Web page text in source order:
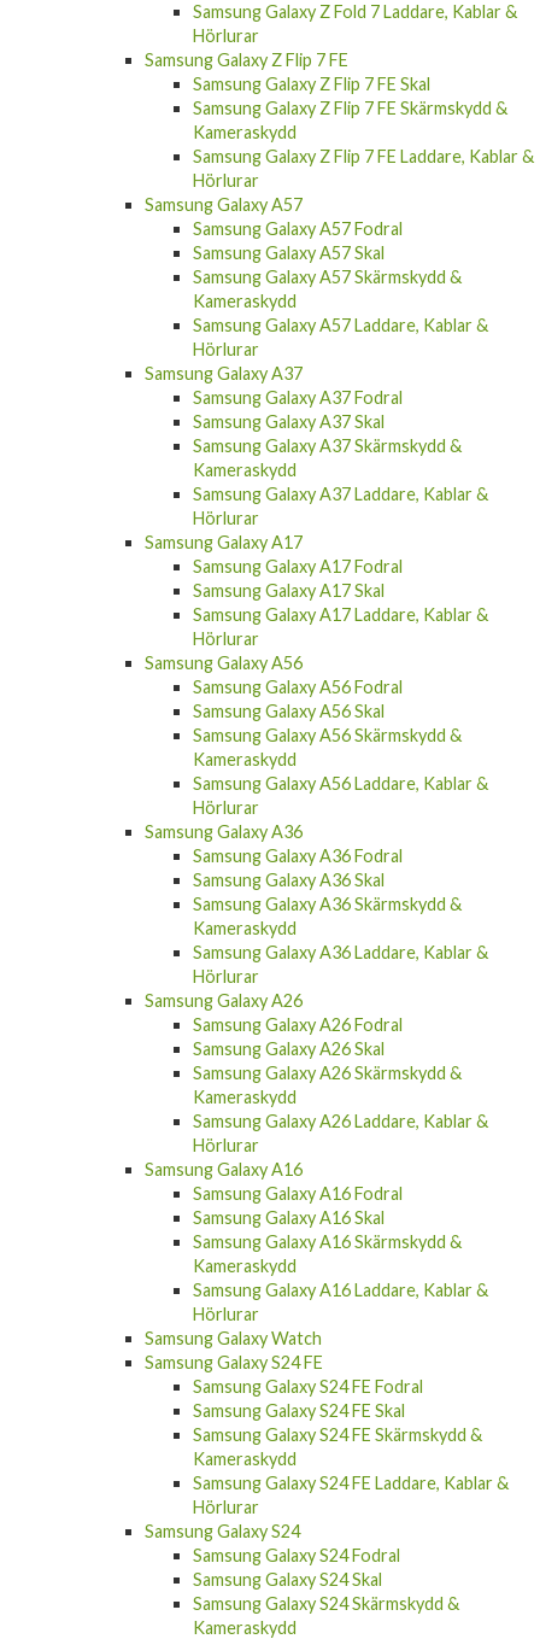
Samsung Galaxy Z Fold 7 Laddare, Kablar &
Hörlurar
Samsung Galaxy Z Flip 7 FE
Samsung Galaxy Z Flip 7 FE Skal
Samsung Galaxy Z Flip 7 FE Skärmskydd &
Kameraskydd
Samsung Galaxy Z Flip 7 FE Laddare, Kablar &
Hörlurar
Samsung Galaxy A57
Samsung Galaxy A57 Fodral
Samsung Galaxy A57 Skal
Samsung Galaxy A57 Skärmskydd &
Kameraskydd
Samsung Galaxy A57 Laddare, Kablar &
Hörlurar
Samsung Galaxy A37
Samsung Galaxy A37 Fodral
Samsung Galaxy A37 Skal
Samsung Galaxy A37 Skärmskydd &
Kameraskydd
Samsung Galaxy A37 Laddare, Kablar &
Hörlurar
Samsung Galaxy A17
Samsung Galaxy A17 Fodral
Samsung Galaxy A17 Skal
Samsung Galaxy A17 Laddare, Kablar &
Hörlurar
Samsung Galaxy A56
Samsung Galaxy A56 Fodral
Samsung Galaxy A56 Skal
Samsung Galaxy A56 Skärmskydd &
Kameraskydd
Samsung Galaxy A56 Laddare, Kablar &
Hörlurar
Samsung Galaxy A36
Samsung Galaxy A36 Fodral
Samsung Galaxy A36 Skal
Samsung Galaxy A36 Skärmskydd &
Kameraskydd
Samsung Galaxy A36 Laddare, Kablar &
Hörlurar
Samsung Galaxy A26
Samsung Galaxy A26 Fodral
Samsung Galaxy A26 Skal
Samsung Galaxy A26 Skärmskydd &
Kameraskydd
Samsung Galaxy A26 Laddare, Kablar &
Hörlurar
Samsung Galaxy A16
Samsung Galaxy A16 Fodral
Samsung Galaxy A16 Skal
Samsung Galaxy A16 Skärmskydd &
Kameraskydd
Samsung Galaxy A16 Laddare, Kablar &
Hörlurar
Samsung Galaxy Watch
Samsung Galaxy S24 FE
Samsung Galaxy S24 FE Fodral
Samsung Galaxy S24 FE Skal
Samsung Galaxy S24 FE Skärmskydd &
Kameraskydd
Samsung Galaxy S24 FE Laddare, Kablar &
Hörlurar
Samsung Galaxy S24
Samsung Galaxy S24 Fodral
Samsung Galaxy S24 Skal
Samsung Galaxy S24 Skärmskydd &
Kameraskydd